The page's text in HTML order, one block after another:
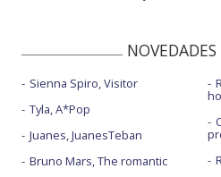
NOVEDADES
Sienna Spiro, Visitor
Tyla, A*Pop
Juanes, JuanesTeban
Bruno Mars, The romantic